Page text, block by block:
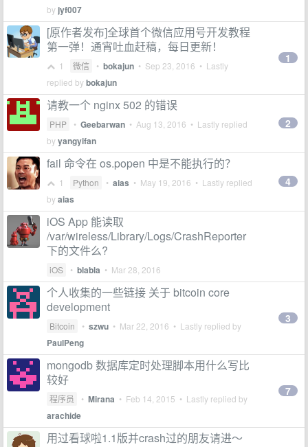
by jyf007
[原作者发布]全球首个微信应用号开发教程
第一弹！通宵吐血赶稿，每日更新！
1 微信 • bokajun • Sep 23, 2016 • Lastly
replied bybokajun
1
请教一个 nginx 502 的错误
PHP • Geebarwan • Aug 13, 2016 • Lastly replied
byyangyifan
2
fail 命令在 os.popen 中是不能执行的？
1 Python • aias • May 19, 2016 • Lastly replied
byaias
4
iOS App 能读取
/var/wireless/Library/Logs/CrashReporter
下的文件么?
iOS • blabla • Mar 28, 2016
个人收集的一些链接 关于 bitcoin core
development
Bitcoin • szwu • Mar 22, 2016 • Lastly replied by
PaulPeng
3
mongodb 数据库定时处理脚本用什么写比
较好
程序员 • Mirana • Feb 14, 2015 • Lastly replied by
arachide
7
用过看球啦1.1版并crash过的朋友请进～